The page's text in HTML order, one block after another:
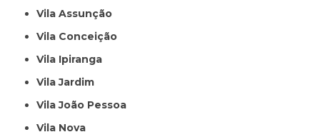
Vila Assunção
Vila Conceição
Vila Ipiranga
Vila Jardim
Vila João Pessoa
Vila Nova